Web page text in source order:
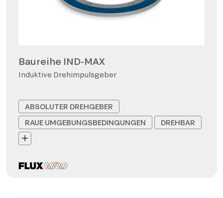
Baureihe IND-MAX
Induktive Drehimpulsgeber
ABSOLUTER DREHGEBER
RAUE UMGEBUNGSBEDINGUNGEN
DREHBAR